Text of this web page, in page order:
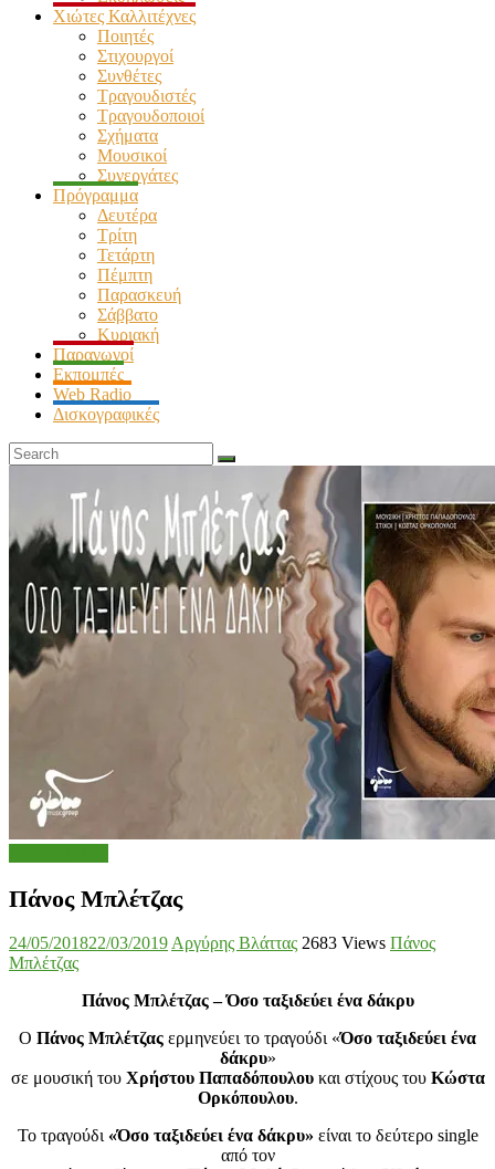
Χιώτες Καλλιτέχνες
Ποιητές
Στιχουργοί
Συνθέτες
Τραγουδιστές
Τραγουδοποιοί
Σχήματα
Μουσικοί
Συνεργάτες
Πρόγραμμα
Δευτέρα
Τρίτη
Τετάρτη
Πέμπτη
Παρασκευή
Σάββατο
Κυριακή
Παραγωγοί
Εκπομπές
Web Radio
Δισκογραφικές
Πάνος Μπλέτζας
24/05/201822/03/2019 Αργύρης Βλάττας 2683 Views Πάνος
Μπλέτζας
Πάνος Μπλέτζας – Όσο ταξιδεύει ένα δάκρυ
Ο Πάνος Μπλέτζας ερμηνεύει το τραγούδι «Όσο ταξιδεύει ένα
δάκρυ»
σε μουσική του Χρήστου Παπαδόπουλουκαι στίχους του Κώστα
Ορκόπουλου.
Το τραγούδι «Όσο ταξιδεύει ένα δάκρυ» είναι το δεύτερο single
από τον